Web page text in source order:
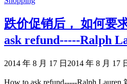
跌价促销后， 如何要
ask refund-----Ralph
2014 年 8 月 17 日 2014 年 8 月 17
How to ask refund-----Ralph